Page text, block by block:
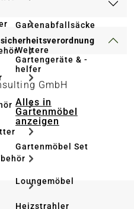
Gartenabfallsäcke
Weitere
Gartengeräte & -
helfer
Alles in
Gartenmöbel
anzeigen
Gartenmöbel Set
Loungemöbel
Heizstrahler
GmbH